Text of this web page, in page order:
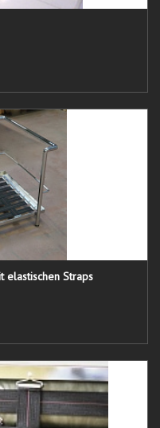
elastischen Straps